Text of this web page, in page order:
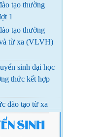
tạo thường
1
tạo thường
từ xa (VLVH)
sinh đại học
thức kết hợp
đào tạo từ xa